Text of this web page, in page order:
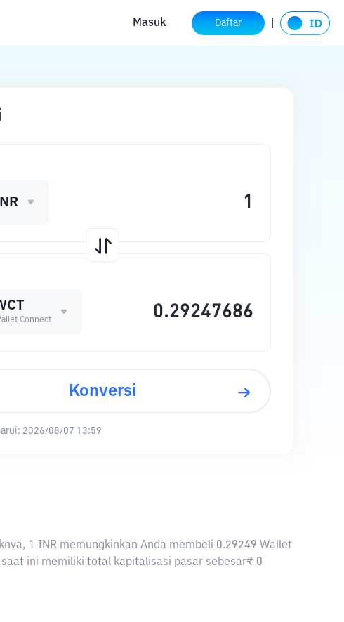
Masuk Daftar
Connect
Konversi
2026/08/07 13:59
1 INR memungkinkan Anda membeli 0.29249 Wallet
ini memiliki total kapitalisasi pasar sebesar₹ 0